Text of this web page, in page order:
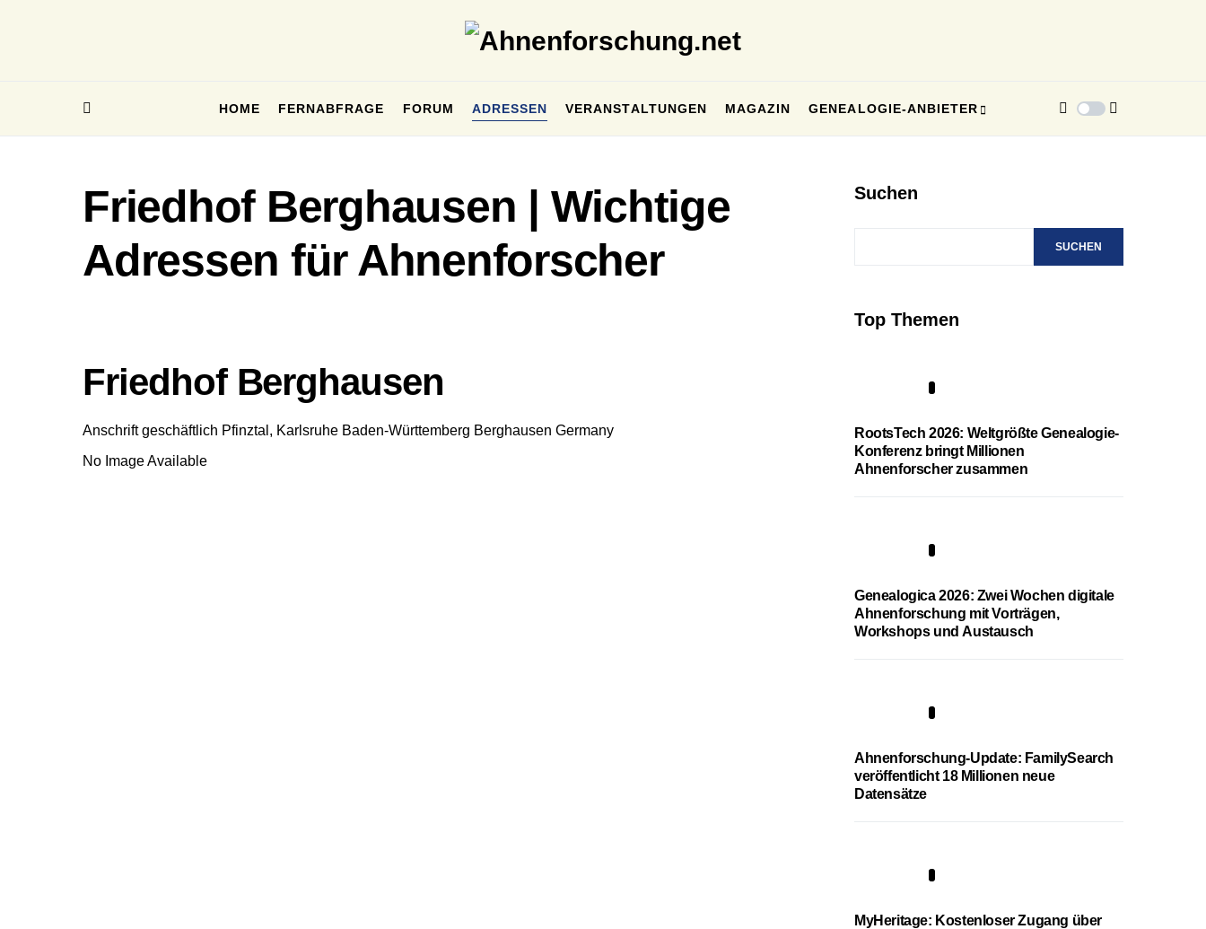
HOME FERNABFRAGE FORUM ADRESSEN VERANSTALTUNGEN MAGAZIN GENEALOGIE-ANBIETER
Friedhof Berghausen | Wichtige
Adressen für Ahnenforscher
Friedhof Berghausen
Anschrift geschäftlich Pfinztal, Karlsruhe Baden-Württemberg Berghausen Germany
No Image Available
Suchen
SUCHEN
Top Themen
RootsTech 2026: Weltgrößte Genealogie-
Konferenz bringt Millionen
Ahnenforscher zusammen
Genealogica 2026: Zwei Wochen digitale
Ahnenforschung mit Vorträgen,
Workshops und Austausch
Ahnenforschung-Update: FamilySearch
veröffentlicht 18 Millionen neue
Datensätze
MyHeritage: Kostenloser Zugang über